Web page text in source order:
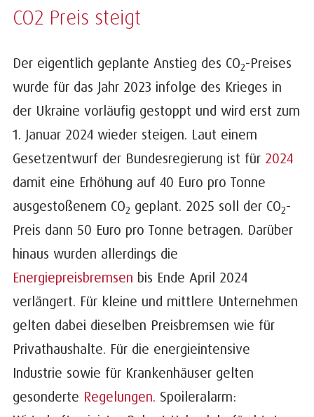
CO2 Preis steigt
Der eigentlich geplante Anstieg des CO2-Preises
wurde für das Jahr 2023 infolge des Krieges in
der Ukraine vorläufig gestoppt und wird erst zum
1. Januar 2024 wieder steigen. Laut einem
Gesetzentwurf der Bundesregierung ist für 2024
damit eine Erhöhung auf 40 Euro pro Tonne
ausgestoßenem CO2 geplant. 2025 soll der CO2-
Preis dann 50 Euro pro Tonne betragen. Darüber
hinaus wurden allerdings die
Energiepreisbremsen bis Ende April 2024
verlängert. Für kleine und mittlere Unternehmen
gelten dabei dieselben Preisbremsen wie für
Privathaushalte. Für die energieintensive
Industrie sowie für Krankenhäuser gelten
gesonderte Regelungen. Spoileralarm: